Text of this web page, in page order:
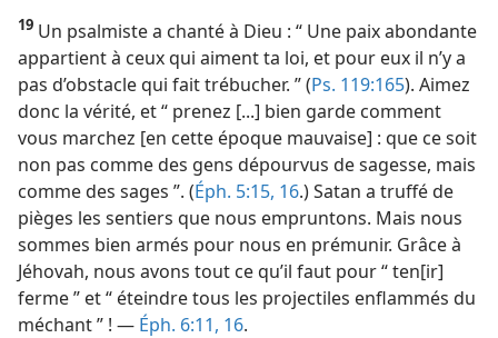
19 Un psalmiste a chanté à Dieu : “ Une paix abondante
appartient à ceux qui aiment ta loi, et pour eux il n’y a
pas d’obstacle qui fait trébucher. ” (Ps. 119:165). Aimez
donc la vérité, et “ prenez [...] bien garde comment
vous marchez [en cette époque mauvaise] : que ce soit
non pas comme des gens dépourvus de sagesse, mais
comme des sages ”. (Éph. 5:15, 16.) Satan a truffé de
pièges les sentiers que nous empruntons. Mais nous
sommes bien armés pour nous en prémunir. Grâce à
Jéhovah, nous avons tout ce qu’il faut pour “ ten[ir]
ferme ” et “ éteindre tous les projectiles enflammés du
méchant ” ! — Éph. 6:11, 16.